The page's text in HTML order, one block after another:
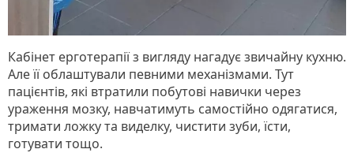
Кабінет ерготерапії з вигляду нагадує звичайну кухню.
Але її облаштували певними механізмами. Тут
пацієнтів, які втратили побутові навички через
ураження мозку, навчатимуть самостійно одягатися,
тримати ложку та виделку, чистити зуби, їсти,
готувати тощо.